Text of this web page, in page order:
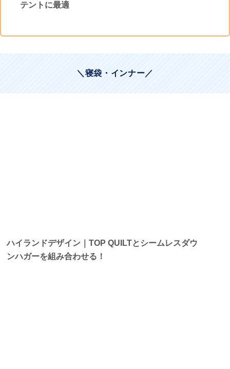
テントに最適
＼寝袋・インナー／
ハイランドデザイン｜TOP QUILTとシームレスダウ
ンハガーを組み合わせる！